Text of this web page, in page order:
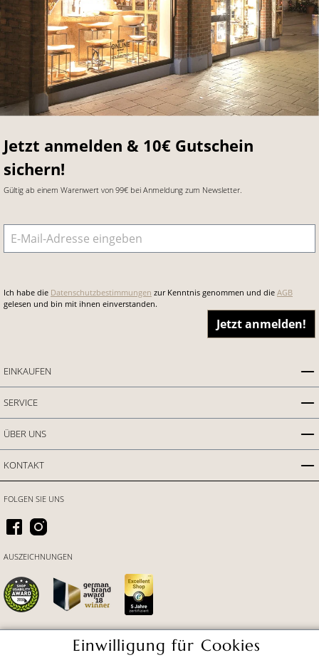
Jetzt anmelden & 10€ Gutschein
sichern!
Gültig ab einem Warenwert von 99€ bei Anmeldung zum Newsletter.
E-Mail-Adresse
Ich habe die Datenschutzbestimmungen zur Kenntnis genommen und die AGB
gelesen und bin mit ihnen einverstanden.
Jetzt anmelden!
EINKAUFEN
SERVICE
ÜBER UNS
KONTAKT
FOLGEN SIE UNS
AUSZEICHNUNGEN
Einwilligung für Cookies